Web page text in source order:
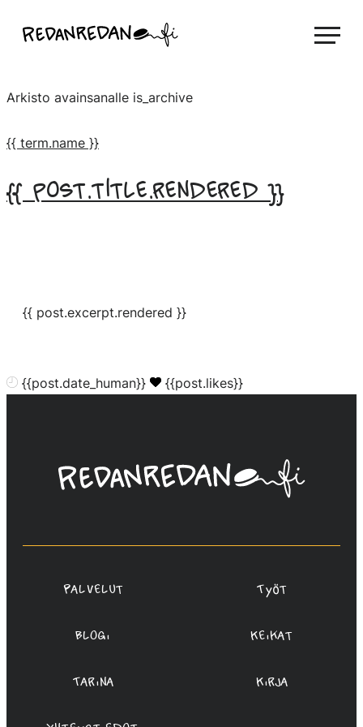
suoraan
Linda Saukko-Rauta, Redanredan Oy
piirrosvideoita
Arkisto avainsanalle is_archive
{{ term.name }}
{{ post.title.rendered }}
{{ post.excerpt.rendered }}
{{post.date_human}} {{post.likes}}
Linda
Saukko-
Oy
Palvelut Työt
Blogi Keikat
Tarina Kirja